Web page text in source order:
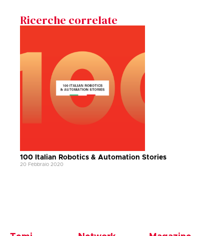
Ricerche correlate
100 Italian Robotics & Automation Stories
20 Febbraio 2020